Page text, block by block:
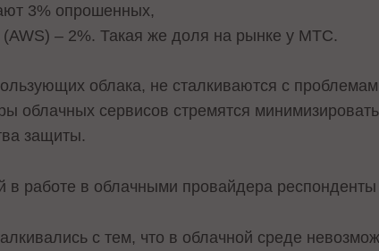
3% опрошенных,
(AWS) – 2%. Такая же доля на рынке у МТС.
облака, не сталкиваются с
облачных сервисов стремятся
защиты.
в работе в облачными провайдера
с тем, что в облачной среде